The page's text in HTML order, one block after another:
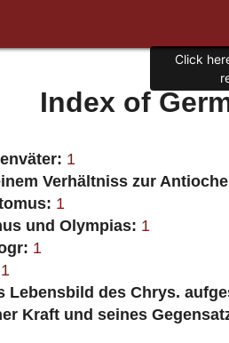
Index of
1
Verhältniss zur
1
und Olympias: 1
1
1
Lebensbild des Chrys.
Kraft und seines
Click